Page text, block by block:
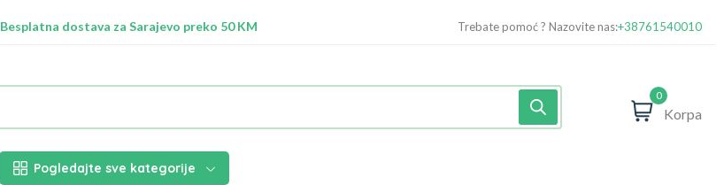
Besplatna dostava za Sarajevo preko 50 KM
Trebate pomoć ? Nazovite nas:+38761540010
0
Korpa
Pogledajte sve kategorije